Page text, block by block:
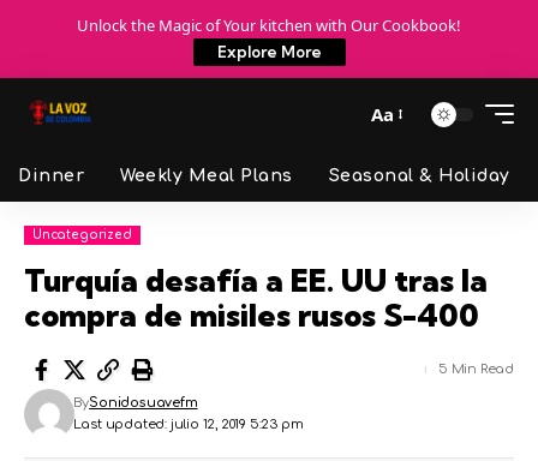
Unlock the Magic of Your kitchen with Our Cookbook!
Explore More
Aa
Dinner Weekly Meal Plans Seasonal & Holiday
Uncategorized
Turquía desafía a EE. UU tras la
compra de misiles rusos S-400
Last updated: julio 12, 2019 5:23 pm
BySonidosuavefm
5 Min Read